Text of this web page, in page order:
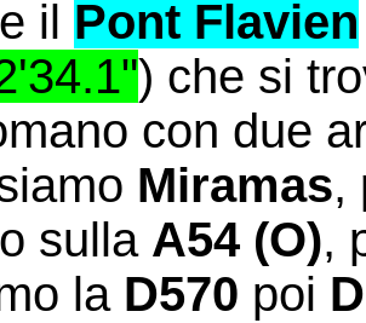
il Pont Flavien
) che si
con due
Miramas,
sulla A54 (O),
la D570 poi